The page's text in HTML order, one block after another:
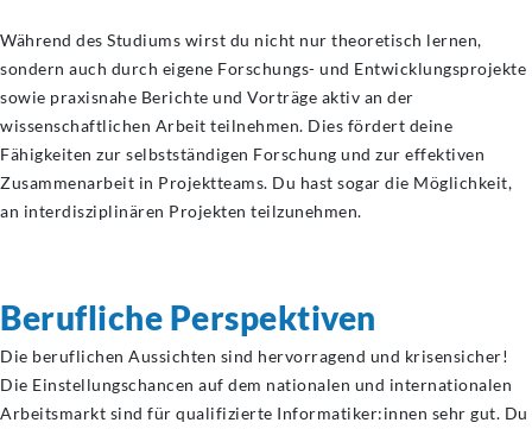
Während des Studiums wirst du nicht nur theoretisch lernen,
sondern auch durch eigene Forschungs- und Entwicklungsprojekte
sowie praxisnahe Berichte und Vorträge aktiv an der
wissenschaftlichen Arbeit teilnehmen. Dies fördert deine
Fähigkeiten zur selbstständigen Forschung und zur effektiven
Zusammenarbeit in Projektteams. Du hast sogar die Möglichkeit,
an interdisziplinären Projekten teilzunehmen.
Berufliche Perspektiven
Die beruflichen Aussichten sind hervorragend und krisensicher!
Die Einstellungschancen auf dem nationalen und internationalen
Arbeitsmarkt sind für qualifizierte Informatiker:innen sehr gut. Du